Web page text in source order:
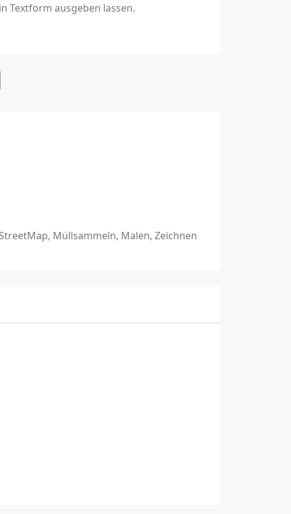
Textform ausgeben lassen.
Müllsammeln, Malen, Zeichnen